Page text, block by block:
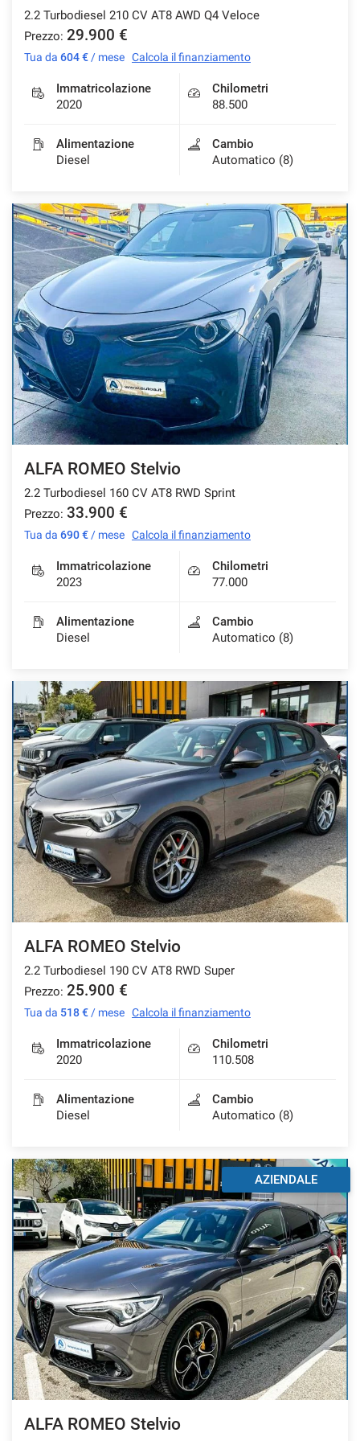
2.2 Turbodiesel 210 CV AT8 AWD Q4 Veloce
Prezzo: 29.900 €
Tua da 604 € / mese Calcola il finanziamento
Immatricolazione
2020
Chilometri
88.500
Alimentazione
Diesel
Cambio
Automatico (8)
ALFA ROMEO Stelvio
2.2 Turbodiesel 160 CV AT8 RWD Sprint
Prezzo: 33.900 €
Tua da 690 € / mese Calcola il finanziamento
Immatricolazione
2023
Chilometri
77.000
Alimentazione
Diesel
Cambio
Automatico (8)
ALFA ROMEO Stelvio
2.2 Turbodiesel 190 CV AT8 RWD Super
Prezzo: 25.900 €
Tua da 518 € / mese Calcola il finanziamento
Immatricolazione
2020
Chilometri
110.508
Alimentazione
Diesel
Cambio
Automatico (8)
AZIENDALE
ALFA ROMEO Stelvio
Cookie per il miglioramento dell'esperienza utente
Cookie analitici
Cookie di marketing
Leggi
la
cookie
policy
Salva
le
impostazioni